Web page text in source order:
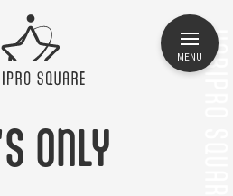
MENU
ONLY